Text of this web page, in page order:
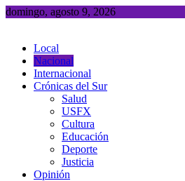
Saltar
domingo, agosto 9, 2026
Local
Nacional
Internacional
Crónicas del Sur
Salud
USFX
Cultura
Educación
Deporte
Justicia
Opinión